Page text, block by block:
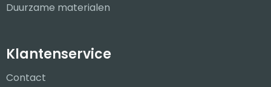
Duurzame materialen
Klantenservice
Contact